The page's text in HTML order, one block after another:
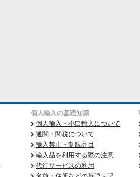
個人輸入の基礎知識
個人輸入・小口輸入について
通関・関税について
輸入禁止・制限品目
輸入品を利用する際の注意
代行サービスの利用